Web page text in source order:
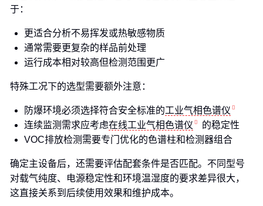
于：
更适合分析不易挥发或热敏感物质
通常需要更复杂的样品前处理
运行成本相对较高但检测范围更广
特殊工况下的选型需要额外注意：
防爆环境必须选择符合安全标准的工业气相色谱仪
连续监测需求应考虑在线工业气相色谱仪
的稳定性
VOC排放检测需要专门优化的色谱柱和检测器组合
确定主设备后，还需要评估配套条件是否匹配。不同型号
对载气纯度、电源稳定性和环境温湿度的要求差异很大，
这直接关系到后续使用效果和维护成本。